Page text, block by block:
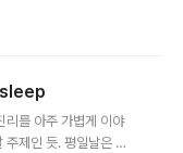
리를 아주 가볍게 이야
제인 듯. 평일날은 항